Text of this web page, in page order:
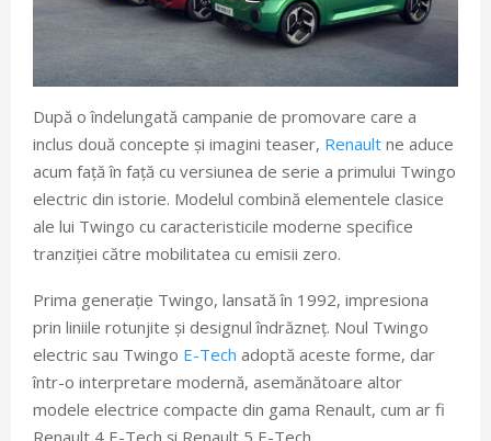
După o îndelungată campanie de promovare care a
inclus două concepte și imagini teaser, Renault ne aduce
acum față în față cu versiunea de serie a primului Twingo
electric din istorie. Modelul combină elementele clasice
ale lui Twingo cu caracteristicile moderne specifice
tranziției către mobilitatea cu emisii zero.
Prima generație Twingo, lansată în 1992, impresiona
prin liniile rotunjite și designul îndrăzneț. Noul Twingo
electric sau Twingo E-Tech adoptă aceste forme, dar
într-o interpretare modernă, asemănătoare altor
modele electrice compacte din gama Renault, cum ar fi
Renault 4 E-Tech și Renault 5 E-Tech.